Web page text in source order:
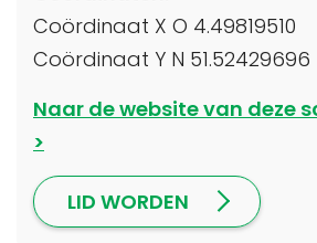
Coördinaat X O 4.49819510
Coördinaat Y N 51.52429696
Naar de website van deze
LID WORDEN